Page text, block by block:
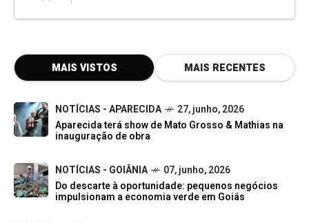
MAIS VISTOS MAIS RECENTES
NOTÍCIAS - APARECIDA
27, junho, 2026
Aparecida terá show de Mato Grosso & Mathias na
inauguração de obra
NOTÍCIAS - GOIÂNIA
07, junho, 2026
Do descarte à oportunidade: pequenos negócios
impulsionam a economia verde em Goiás